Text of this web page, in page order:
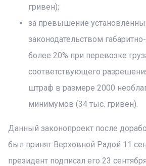
гривен);
за превышение
законодательством
более 20% при перевозке
соответствующего
штраф в размере 2000
минимумов (34 тыс. гривен).
Данный законопроект после
был принят Верховной Радой 11
президент подписал его 23